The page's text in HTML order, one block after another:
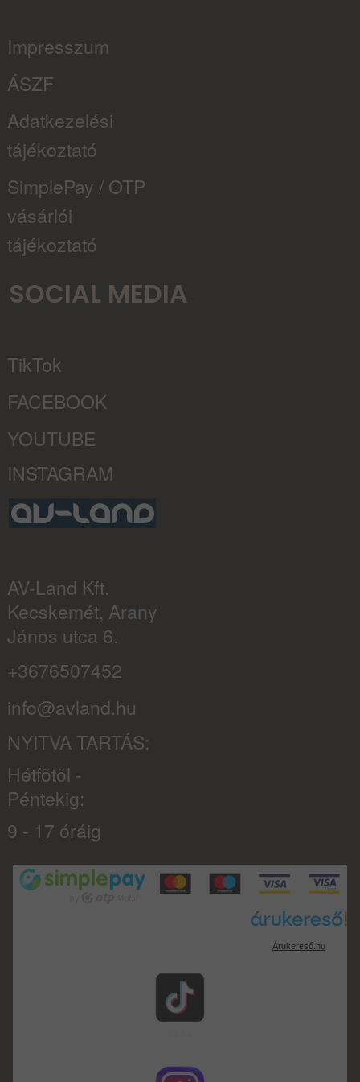
Impresszum
ÁSZF
Adatkezelési
tájékoztató
SimplePay / OTP
vásárlói
tájékoztató
SOCIAL MEDIA
TikTok
FACEBOOK
YOUTUBE
INSTAGRAM
AV-Land Kft.
Kecskemét, Arany
János utca 6.
+3676507452
info@avland.hu
NYITVA TARTÁS:
Hétfõtõl -
Péntekig:
9 - 17 óráig
Árukereső.hu